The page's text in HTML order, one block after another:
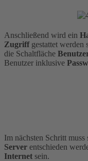
Anschließend wird ein
Zugriffgestattet werden
die Schaltfläche
Benutzer inklusive
Im nächsten Schritt muss
Server entschieden
Internet sein.